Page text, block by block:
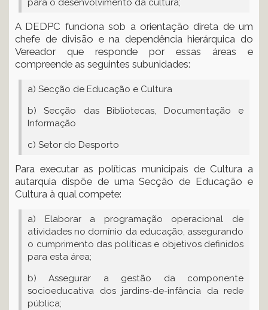
para o desenvolvimento da cultura;
A DEDPC funciona sob a orientação direta de um
chefe de divisão e na dependência hierárquica do
Vereador que responde por essas áreas e
compreende as seguintes subunidades:
a) Secção de Educação e Cultura
b) Secção das Bibliotecas, Documentação e
Informação
c) Setor do Desporto
Para executar as políticas municipais de Cultura a
autarquia dispõe de uma Secção de Educação e
Cultura à qual compete:
a) Elaborar a programação operacional de
atividades no domínio da educação, assegurando
o cumprimento das políticas e objetivos definidos
para esta área;
b) Assegurar a gestão da componente
socioeducativa dos jardins-de-infância da rede
pública;